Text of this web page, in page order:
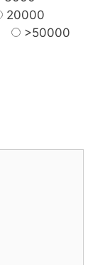
20000
>50000